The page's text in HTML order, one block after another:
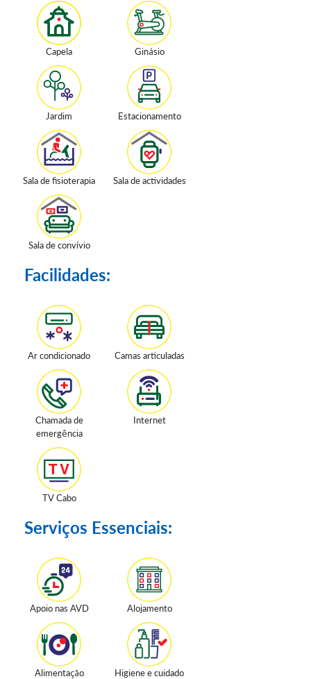
Capela Ginásio
Jardim Estacionamento
Sala de fisioterapia Sala de actividades
Sala de convívio
Facilidades:
Ar condicionado Camas articuladas
Chamada de
emergência
Internet
TV Cabo
Serviços Essenciais:
Apoio nas AVD Alojamento
Alimentação Higiene e cuidado